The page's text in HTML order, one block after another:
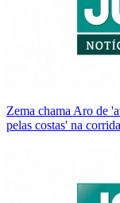
Zema chama Aro de
pelas costas' na